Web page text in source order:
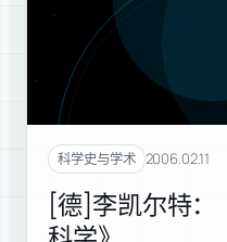
科学史与学术 2006.02.11
[德]李凯尔特：